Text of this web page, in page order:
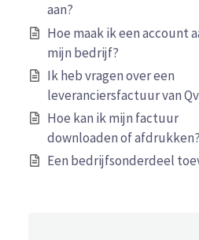
aan?
Hoe maak ik een account
mijn bedrijf?
Ik heb vragen over een
leveranciersfactuur van
Hoe kan ik mijn factuur
downloaden of afdrukken?
Een bedrijfsonderdeel